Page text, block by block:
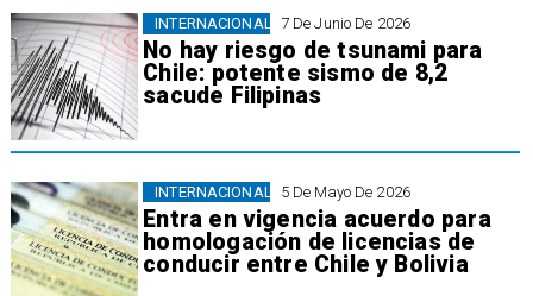
7 De Junio De 2026
No hay riesgo de tsunami para
Chile: potente sismo de 8,2
sacude Filipinas
INTERNACIONAL
5 De Mayo De 2026
Entra en vigencia acuerdo para
homologación de licencias de
conducir entre Chile y Bolivia
INTERNACIONAL